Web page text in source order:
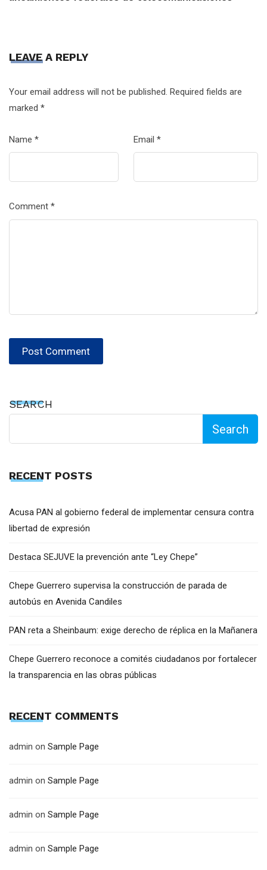
LEAVE A REPLY
Your email address will not be published. Required fields are
marked *
Name * Email *
Comment *
SEARCH
Search
RECENT POSTS
Acusa PAN al gobierno federal de implementar censura contra
libertad de expresión
Destaca SEJUVE la prevención ante “Ley Chepe”
Chepe Guerrero supervisa la construcción de parada de
autobús en Avenida Candiles
PAN reta a Sheinbaum: exige derecho de réplica en la Mañanera
Chepe Guerrero reconoce a comités ciudadanos por fortalecer
la transparencia en las obras públicas
RECENT COMMENTS
admin on Sample Page
admin on Sample Page
admin on Sample Page
admin on Sample Page